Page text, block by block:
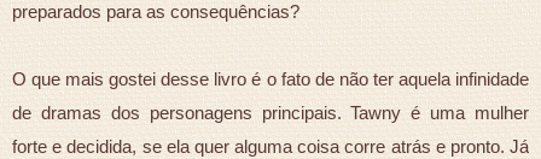
preparados para as consequências?
O que mais gostei desse livro é o fato de não ter aquela infinidade
de dramas dos personagens principais. Tawny é uma mulher
forte e decidida, se ela quer alguma coisa corre atrás e pronto. Já